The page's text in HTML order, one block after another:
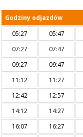
Godziny odjazdów
05:27
05:47
07:27
07:47
09:27
09:47
11:12
11:27
12:42
12:57
14:12
14:27
16:07
16:27